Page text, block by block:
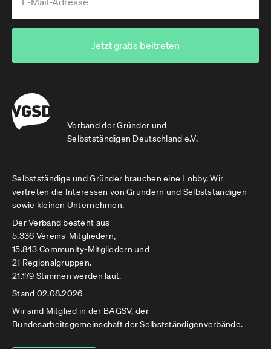
Verband der Gründer und
Selbstständigen Deutschland e.V.
Jetzt gratis beitreten
Selbstständige und Gründer brauchen eine Lobby. Wir
vertreten die Interessen von Gründern und Selbstständigen
sowie kleinen Unternehmen.
Der Verband besteht aus
5.336 Vereins-Mitgliedern,
15.843 Community-Mitgliedern und
21 Regionalgruppen.
21.179 Stimmen werden laut.
Stand 02.08.2026
Wir sind Mitglied in der BAGSV, der
Bundesarbeitsgemeinschaft der Selbstständigenverbände.